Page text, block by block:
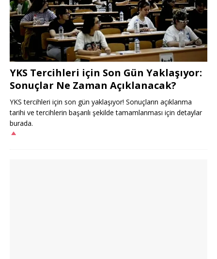
YKS Tercihleri için Son Gün Yaklaşıyor:
Sonuçlar Ne Zaman Açıklanacak?
YKS tercihleri için son gün yaklaşıyor! Sonuçların açıklanma
tarihi ve tercihlerin başarılı şekilde tamamlanması için detaylar
burada.